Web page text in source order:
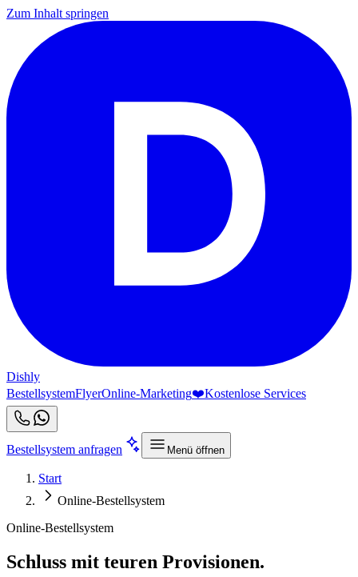
Zum Inhalt springen
Dishly
BestellsystemFlyerOnline-Marketing❤️Kostenlose Services
Bestellsystem anfragen Menü öffnen
Start
Online-Bestellsystem
Online-Bestellsystem
Schluss mit teuren Provisionen.